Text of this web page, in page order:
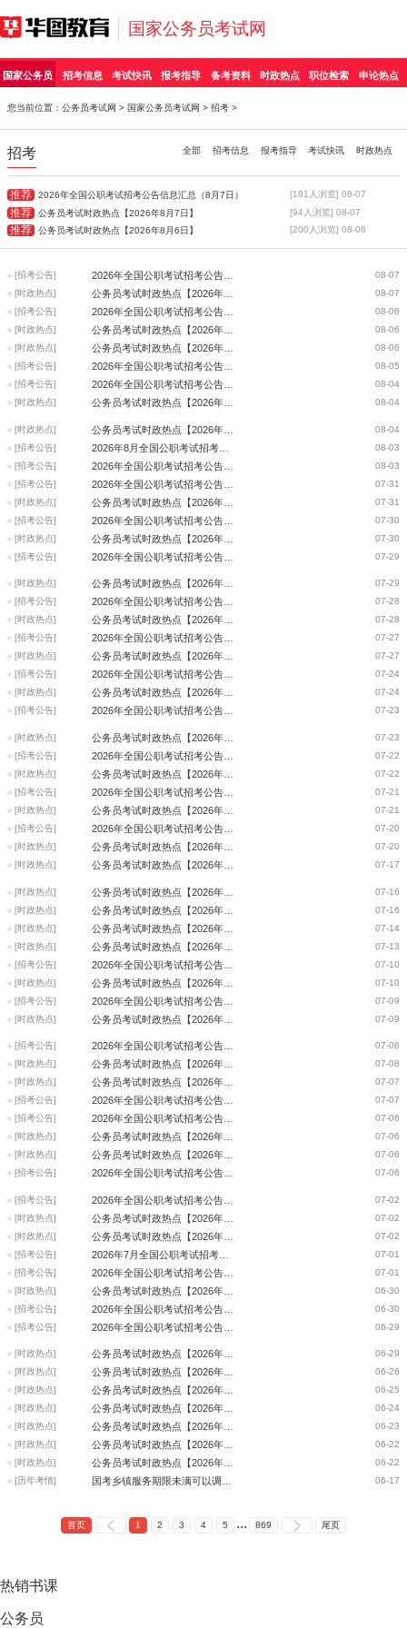
国家公务员考试网
国家公务员 招考信息 考试快讯 报考指导 备考资料 时政热点 职位检索 申论热点
您当前位置： 公务员考试网 > 国家公务员考试网 > 招考 >
招考 全部 招考信息 报考指导 考试快讯 时政热点
推荐 2026年全国公职考试招考公告信息汇总（8月7日） [181人浏览] 08-07
推荐 公务员考试时政热点【2026年8月7日】 [94人浏览] 08-07
推荐 公务员考试时政热点【2026年8月6日】 [200人浏览] 08-06
08-07
[招考公告]
08-07
[时政热点]
08-06
[招考公告]
08-06
[时政热点]
08-06
[时政热点]
08-05
[招考公告]
08-04
[招考公告]
08-04
[时政热点]
08-04
[时政热点]
08-03
[招考公告]
08-03
[招考公告]
07-31
[招考公告]
07-31
[时政热点]
07-30
[招考公告]
07-30
[时政热点]
07-29
[招考公告]
07-29
[时政热点]
07-28
[招考公告]
07-28
[时政热点]
07-27
[招考公告]
07-27
[时政热点]
07-24
[招考公告]
07-24
[时政热点]
07-23
[招考公告]
07-23
[时政热点]
07-22
[招考公告]
07-22
[时政热点]
07-21
[招考公告]
07-21
[时政热点]
07-20
[招考公告]
07-20
[时政热点]
07-17
[时政热点]
07-16
[时政热点]
07-16
[时政热点]
07-14
[时政热点]
07-13
[时政热点]
07-10
[招考公告]
07-10
[时政热点]
07-09
[招考公告]
07-09
[时政热点]
07-08
[招考公告]
07-08
[时政热点]
07-07
[时政热点]
07-07
[招考公告]
07-06
[招考公告]
07-06
[时政热点]
07-06
[时政热点]
07-06
[招考公告]
07-02
[招考公告]
07-02
[时政热点]
07-02
[时政热点]
07-01
[招考公告]
07-01
[招考公告]
06-30
[时政热点]
06-30
[招考公告]
06-29
[招考公告]
06-29
[时政热点]
06-26
[时政热点]
06-25
[时政热点]
06-24
[时政热点]
06-23
[时政热点]
06-22
[时政热点]
06-22
[时政热点]
06-17
[历年考情]
首页 1 2 3 4 5 ... 869 尾页
热销书课
公务员